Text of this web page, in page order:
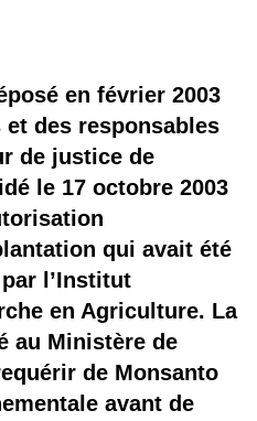
en février 2003
des responsables
de justice de
le 17 octobre 2003
qui avait été
l’Institut
en Agriculture. La
au Ministère de
de Monsanto
avant de